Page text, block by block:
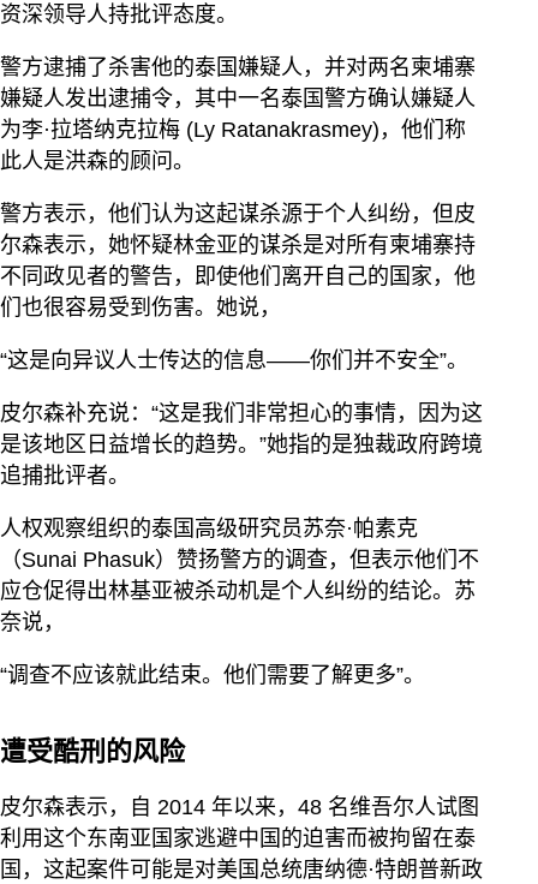
资深领导人持批评态度。
警方逮捕了杀害他的泰国嫌疑人，并对两名柬埔寨
嫌疑人发出逮捕令，其中一名泰国警方确认嫌疑人
为李·拉塔纳克拉梅 (Ly Ratanakrasmey)，他们称
此人是洪森的顾问。
警方表示，他们认为这起谋杀源于个人纠纷，但皮
尔森表示，她怀疑林金亚的谋杀是对所有柬埔寨持
不同政见者的警告，即使他们离开自己的国家，他
们也很容易受到伤害。她说，
“这是向异议人士传达的信息——你们并不安全”。
皮尔森补充说：“这是我们非常担心的事情，因为这
是该地区日益增长的趋势。”她指的是独裁政府跨境
追捕批评者。
人权观察组织的泰国高级研究员苏奈·帕素克
（Sunai Phasuk）赞扬警方的调查，但表示他们不
应仓促得出林基亚被杀动机是个人纠纷的结论。苏
奈说，
“调查不应该就此结束。他们需要了解更多”。
遭受酷刑的风险
皮尔森表示，自 2014 年以来，48 名维吾尔人试图
利用这个东南亚国家逃避中国的迫害而被拘留在泰
国，这起案件可能是对美国总统唐纳德·特朗普新政